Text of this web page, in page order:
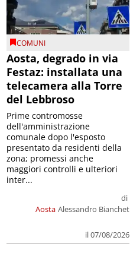
COMUNI
Aosta, degrado in via
Festaz: installata una
telecamera alla Torre
del Lebbroso
Aosta
di
Alessandro Bianchet
il 07/08/2026
Prime contromosse
dell'amministrazione
comunale dopo l'esposto
presentato da residenti della
zona; promessi anche
maggiori controlli e ulteriori
inter...